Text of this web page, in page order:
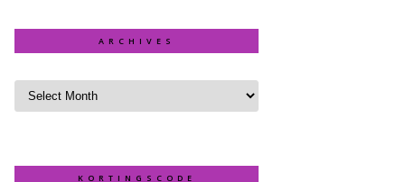
ARCHIVES
KORTINGSCODE